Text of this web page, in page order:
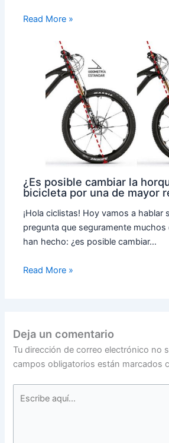
Read More »
¿Es posible cambiar la
bicicleta por una de mayor
¡Hola ciclistas! Hoy vamos a hablar
pregunta que seguramente muchos
han hecho: ¿es posible cambiar…
Read More »
Deja un comentario
Tu dirección de correo electrónico no
campos obligatorios están marcados
aquí...